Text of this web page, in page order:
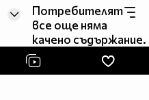
Потребителят
все още няма
качено съдържание.